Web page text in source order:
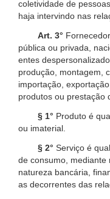
coletividade de
haja intervindo nas
Art. 3°
pública ou privada,
entes
produção, montagem,
importação,
produtos ou prestação
§ 1° Produto é
ou imaterial.
§ 2° Serviço é
de consumo, mediante
natureza bancária,
as decorrentes das